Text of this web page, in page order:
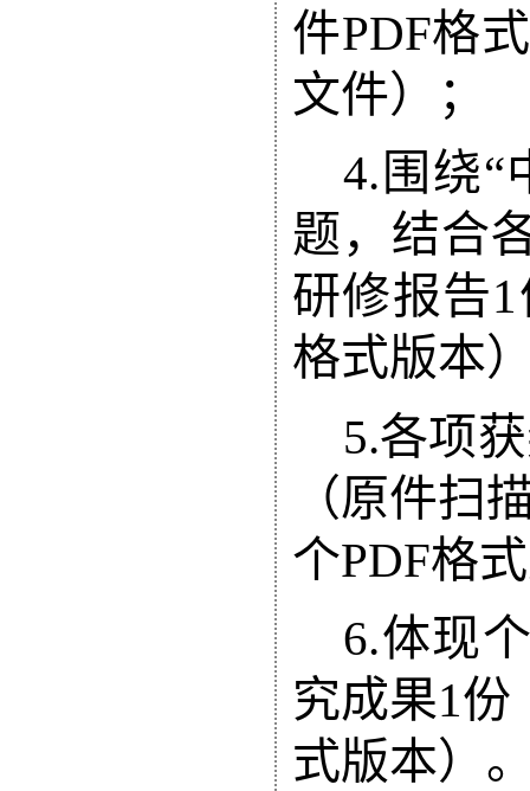
件PDF格
文件）；
4. 围绕“
题 ，结合
研修报告1
格式版本
5.各项
（原件扫
个PDF格
6.体现
究成果1份
式版本）